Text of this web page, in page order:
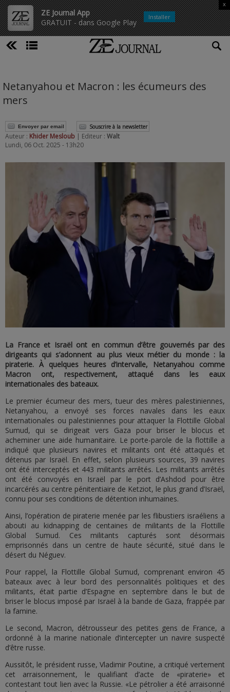
ZE Journal App
GRATUIT - dans Google Play
x
Installer
Netanyahou et Macron : les écumeurs des
mers
Envoyer par email Souscrire à la newsletter
Auteur : Khider Mesloub | Editeur : Walt
Lundi, 06 Oct. 2025 - 13h20
La France et Israël ont en commun d’être gouvernés par des
dirigeants qui s’adonnent au plus vieux métier du monde : la
piraterie. À quelques heures d’intervalle, Netanyahou comme
Macron ont, respectivement, attaqué dans les eaux
internationales des bateaux.
Le premier écumeur des mers, tueur des mères palestiniennes,
Netanyahou, a envoyé ses forces navales dans les eaux
internationales ou palestiniennes pour attaquer la Flottille Global
Sumud, qui se dirigeait vers Gaza pour briser le blocus et
acheminer une aide humanitaire. Le porte-parole de la flottille a
indiqué que plusieurs navires et militants ont été attaqués et
détenus par Israël. En effet, selon plusieurs sources, 39 navires
ont été interceptés et 443 militants arrêtés. Les militants arrêtés
ont été convoyés en Israël par le port d’Ashdod pour être
incarcérés au centre pénitentiaire de Ketziot, le plus grand d’Israël,
connu pour ses conditions de détention inhumaines.
Ainsi, l’opération de piraterie menée par les flibustiers israéliens a
abouti au kidnapping de centaines de militants de la Flottille
Global Sumud. Ces militants capturés sont désormais
emprisonnés dans un centre de haute sécurité, situé dans le
désert du Néguev.
Pour rappel, la Flottille Global Sumud, comprenant environ 45
bateaux avec à leur bord des personnalités politiques et des
militants, était partie d’Espagne en septembre dans le but de
briser le blocus imposé par Israël à la bande de Gaza, frappée par
la famine.
Le second, Macron, détrousseur des petites gens de France, a
ordonné à la marine nationale d’intercepter un navire suspecté
d’être russe.
Aussitôt, le président russe, Vladimir Poutine, a critiqué vertement
cet arraisonnement, le qualifiant d’acte de «piraterie» et
contestant tout lien avec la Russie. «Le pétrolier a été arraisonné